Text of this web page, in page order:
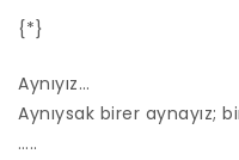
{*}
Aynıyız…
Aynıysak birer aynayız;
…..